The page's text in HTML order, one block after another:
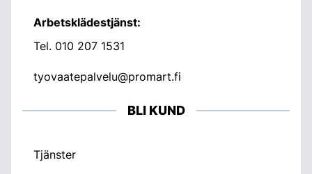
Arbetsklädestjänst:
Tel. 010 207 1531
tyovaatepalvelu@promart.fi
BLI KUND
Tjänster